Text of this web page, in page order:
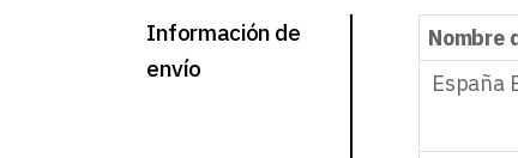
Información de
envío
Nombre
España